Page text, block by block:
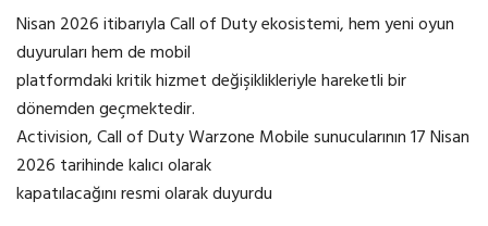
Nisan 2026 itibarıyla Call of Duty ekosistemi, hem yeni oyun
duyuruları hem de mobil
platformdaki kritik hizmet değişiklikleriyle hareketli bir
dönemden geçmektedir.
Activision, Call of Duty Warzone Mobile sunucularının 17 Nisan
2026 tarihinde kalıcı olarak
kapatılacağını resmi olarak duyurdu